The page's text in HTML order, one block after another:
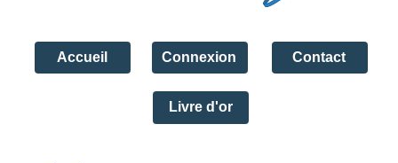
Accueil Connexion Contact
Livre d'or